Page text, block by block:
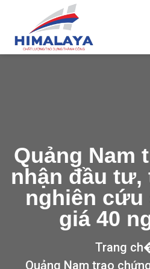
Quảng Nam
nhận đầu tư,
nghiên
giá 40
Trang
Quảng Nam trao